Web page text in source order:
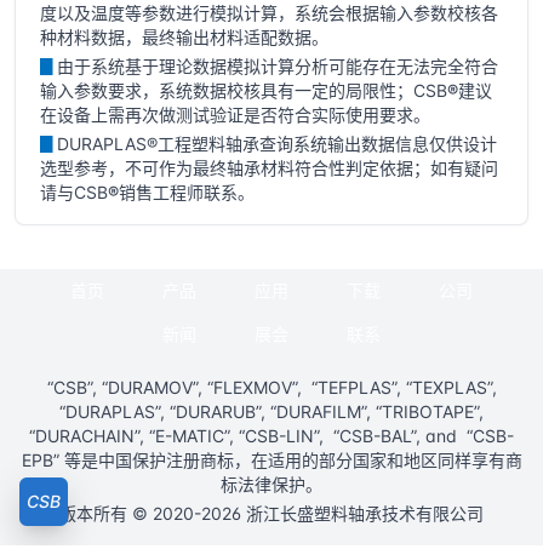
度以及温度等参数进行模拟计算，系统会根据输入参数校核各
种材料数据，最终输出材料适配数据。
由于系统基于理论数据模拟计算分析可能存在无法完全符合
输入参数要求，系统数据校核具有一定的局限性；CSB®建议
在设备上需再次做测试验证是否符合实际使用要求。
DURAPLAS®工程塑料轴承查询系统输出数据信息仅供设计
选型参考，不可作为最终轴承材料符合性判定依据；如有疑问
请与CSB®销售工程师联系。
“CSB”, “DURAMOV”, “FLEXMOV”, “TEFPLAS”, “TEXPLAS”,
“DURAPLAS”, “DURARUB”, “DURAFILM”, “TRIBOTAPE”,
“DURACHAIN”, “E-MATIC”, “CSB-LIN”, “CSB-BAL”, and “CSB-
EPB” 等是中国保护注册商标，在适用的部分国家和地区同样享有商
标法律保护。
版本所有 © 2020-2026 浙江长盛塑料轴承技术有限公司
CSB